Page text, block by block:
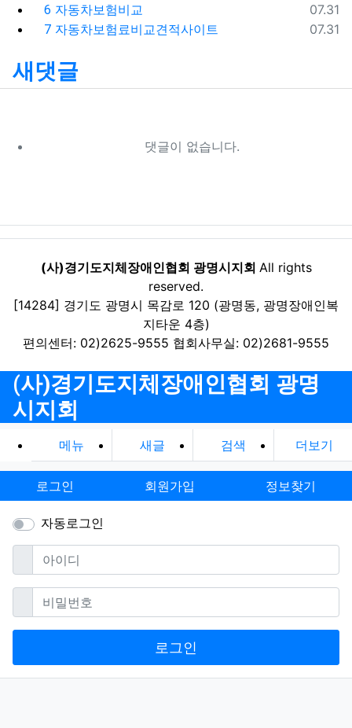
등록일
07.31
6 자동차보험비교
등록일
07.31
7 자동차보험료비교견적사이트
새댓글
댓글이 없습니다.
(사)경기도지체장애인협회 광명시지회 All rights
reserved.
[14284] 경기도 광명시 목감로 120 (광명동, 광명장애인복
지타운 4층)
편의센터: 02)2625-9555 협회사무실: 02)2681-9555
(사)경기도지체장애인협회 광명
시지회
메뉴 새글 검색 더보기
로그인 회원가입 정보찾기
자동로그인
아이디필수
비밀번호필수
로그인